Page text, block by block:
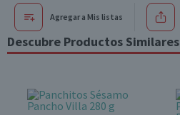
Agregar a Mis listas
Descubre Productos Similares